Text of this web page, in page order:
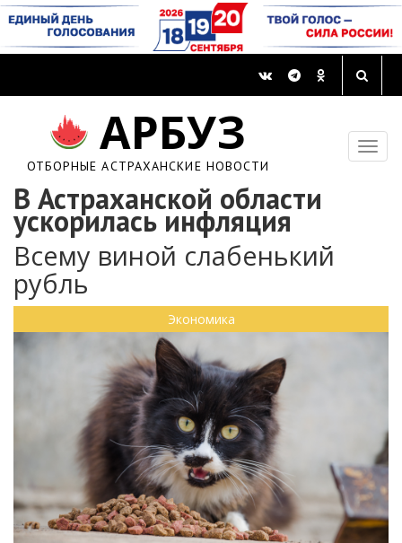
АРБУЗ
ОТБОРНЫЕ АСТРАХАНСКИЕ НОВОСТИ
В Астраханской области
ускорилась инфляция
Всему виной слабенький
рубль
Экономика